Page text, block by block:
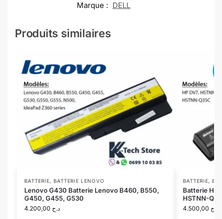
Marque : DELL
Produits similaires
BATTERIE, BATTERIE LENOVO
Lenovo G430 Batterie Lenovo B460, B550,
G450, G455, G530
د.ج
BATTERIE,
Batterie HP
HSTNN-
د.ج